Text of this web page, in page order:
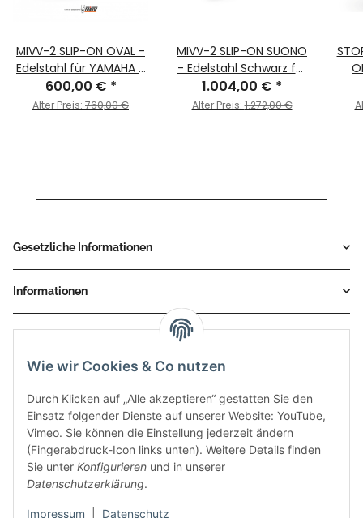
Wie wir Cookies & Co nutzen
Durch Klicken auf „Alle akzeptieren“ gestatten Sie den
Einsatz folgender Dienste auf unserer Website: YouTube,
Vimeo. Sie können die Einstellung jederzeit ändern
(Fingerabdruck-Icon links unten). Weitere Details finden
Sie unter Konfigurieren und in unserer
Datenschutzerklärung.
Impressum Datenschutz
MIVV-2 SLIP-ON OVAL -
Edelstahl für YAMAHA -
XT 660 X/R BJ. 2004 >
2016 - Y.017.LX1
600,00 € *
Alter Preis: 760,00 €
MIVV-2 SLIP-ON SUONO
- Edelstahl Schwarz für
YAMAHA - XT 660 X/R
BJ. 2004 > 2016 -
1.004,00 € *
Alter Preis:1.272,00 €
Gesetzliche Informationen
Informationen